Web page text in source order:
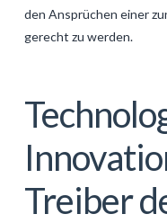
den Ansprüchen einer
gerecht zu werden.
Treiber